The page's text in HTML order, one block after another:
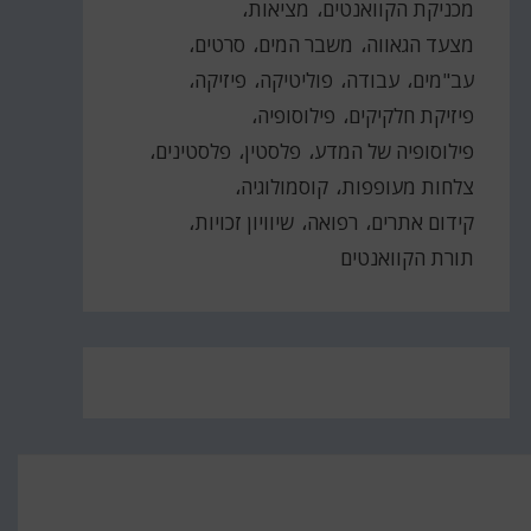
מכניקת הקוואנטים
מציאות
מצעד הגאווה
משבר המים
סרטים
עב"מים עבודה פוליטיקה
פיזיקה
פיזיקת חלקיקים
פילוסופיה
פילוסופיה של המדע פלסטין פלסטינים
צלחות מעופפות קוסמולוגיה
קידום אתרים
רפואה שיוויון זכויות
תורת הקוואנטים